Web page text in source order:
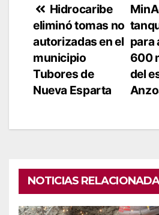
Navegación
de
entradas
para
600
del
Hidrocaribe
eliminó tomas no
autorizadas en el
municipio
Tubores de
Nueva Esparta
NOTICIAS